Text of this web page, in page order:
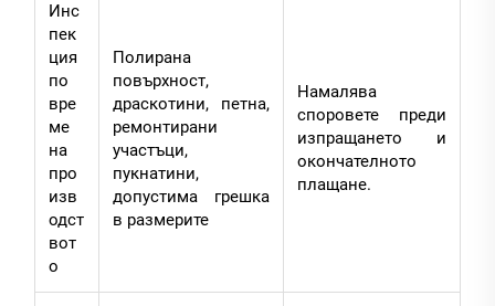
Инс
пек
ция
по
вре
ме
на
про
изв
одст
вот
о
Полирана
повърхност,
драскотини, петна,
ремонтирани
участъци,
пукнатини,
допустима грешка
в размерите
Намалява
споровете преди
изпращането и
окончателното
плащане.